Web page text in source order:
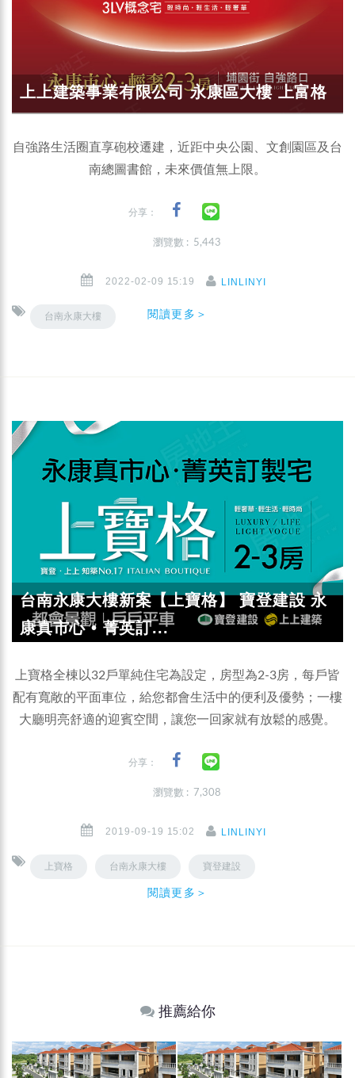
上上建築事業有限公司 永康區大樓 上富格
自強路生活圈直享砲校遷建，近距中央公園、文創園區及台
南總圖書館，未來價值無上限。
分享：
瀏覽數 : 5,443
2022-02-09 15:19 LINLINYI
台南永康大樓 閱讀更多＞
台南永康大樓新案【上寶格】 寶登建設 永
康真市心 • 菁英訂...
上寶格全棟以32戶單純住宅為設定，房型為2-3房，每戶皆
配有寬敞的平面車位，給您都會生活中的便利及優勢；一樓
大廳明亮舒適的迎賓空間，讓您一回家就有放鬆的感覺。
分享：
瀏覽數 : 7,308
2019-09-19 15:02 LINLINYI
上寶格 台南永康大樓 寶登建設
閱讀更多＞
推薦給你